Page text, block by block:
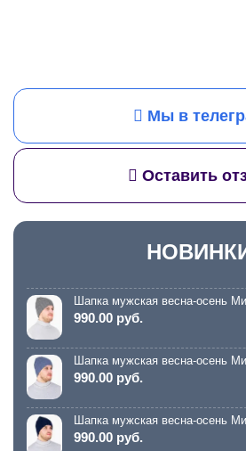
Мы в
Оставить
Шапка мужская весна-осень
990.00 руб.
Шапка мужская весна-осень
990.00 руб.
Шапка мужская весна-осень
990.00 руб.